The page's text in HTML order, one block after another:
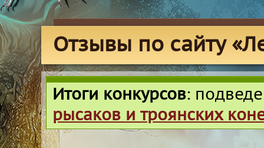
Отзывы по сайту
Итоги конкурсов:
рысаков и троянских